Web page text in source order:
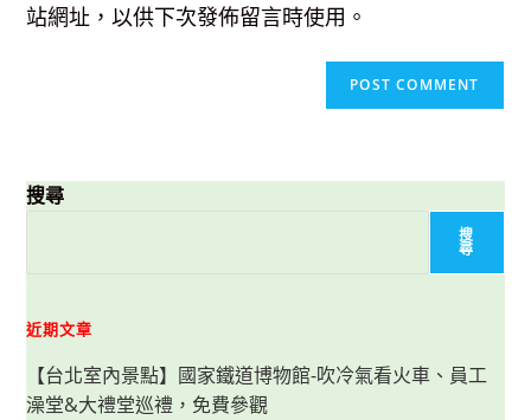
站網址，以供下次發佈留言時使用。
搜尋
搜
尋
近期文章
【台北室內景點】國家鐵道博物館-吹冷氣看火車、員工
澡堂&大禮堂巡禮，免費參觀